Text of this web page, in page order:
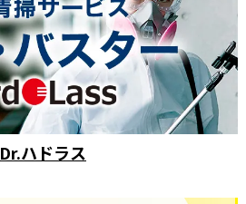
Dr.ハドラス